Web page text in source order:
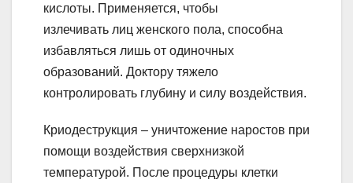
кислоты. Применяется, чтобы
излечивать лиц женского пола, способна
избавляться лишь от одиночных
образований. Доктору тяжело
контролировать глубину и силу воздействия.
Криодеструкция – уничтожение наростов при
помощи воздействия сверхнизкой
температурой. После процедуры клетки